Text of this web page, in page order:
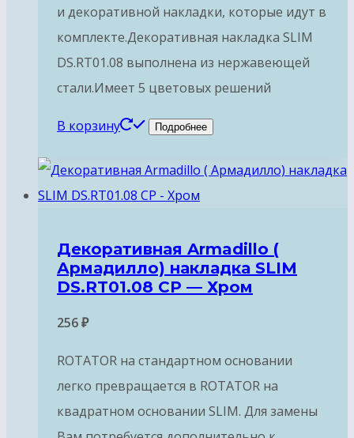
и декоративной накладки, которые идут в
комплекте.Декоративная накладка SLIM
DS.RT01.08 выполнена из нержавеющей
стали.Имеет 5 цветовых решений
В корзину Подробнее
Декоративная Armadillo (
Армадилло) накладка SLIM
DS.RT01.08 СP — Хром
256₽
ROTATOR на стандартном основании
легко превращается в ROTATOR на
квадратном основании SLIM. Для замены